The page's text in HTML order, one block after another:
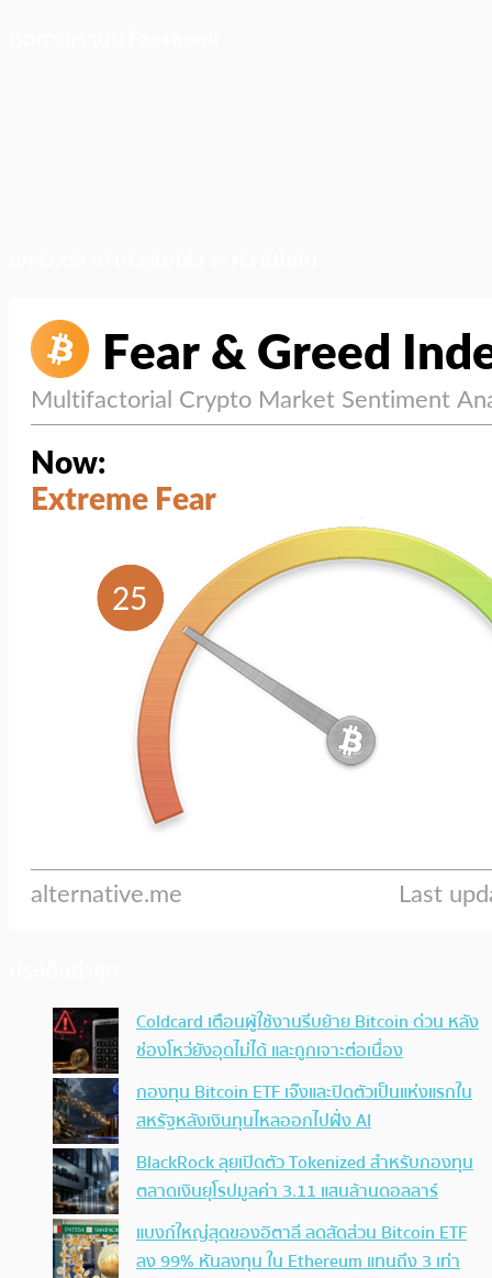
Coldcard เตือนผู้ใช้งานรีบย้าย Bitcoin ด่วน หลัง
ช่องโหว่ยังอุดไม่ได้ และถูกเจาะต่อเนื่อง
กองทุน Bitcoin ETF เจ๊งและปิดตัวเป็นแห่งแรกใน
สหรัฐหลังเงินทุนไหลออกไปฝั่ง AI
BlackRock ลุยเปิดตัว Tokenized สำหรับกองทุน
ตลาดเงินยุโรปมูลค่า 3.11 แสนล้านดอลลาร์
แบงก์ใหญ่สุดของอิตาลี ลดสัดส่วน Bitcoin ETF
ลง 99% หันลงทุน ใน Ethereum แทนถึง 3 เท่า